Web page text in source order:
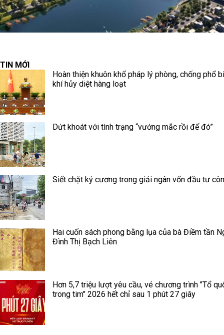
TIN MỚI
Hoàn thiện khuôn khổ pháp lý phòng, chống phổ
khí hủy diệt hàng loạt
Dứt khoát với tình trạng “vướng mắc rồi để đó”
Siết chặt kỷ cương trong giải ngân vốn đầu tư
Hai cuốn sách phong bằng lụa của bà Điềm tần
Đình Thị Bạch Liên
Hơn 5,7 triệu lượt yêu cầu, vé chương trình "Tổ
trong tim" 2026 hết chỉ sau 1 phút 27 giây